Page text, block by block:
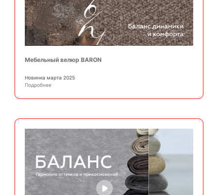
Мебельный велюр BARON
Новинка марта 2025
Подробнее